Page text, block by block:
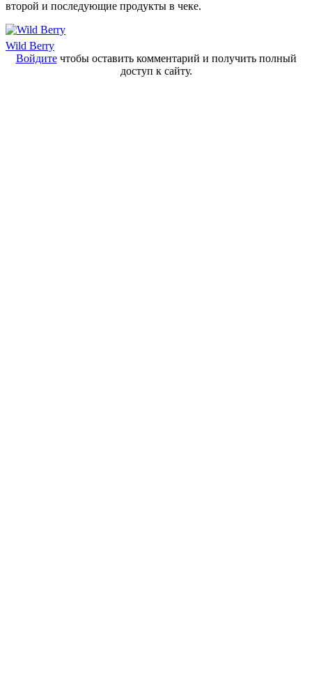
второй и последующие продукты в чеке.
Wild Berry
Войдитечтобы оставить комментарий и получить полный
доступ к сайту.